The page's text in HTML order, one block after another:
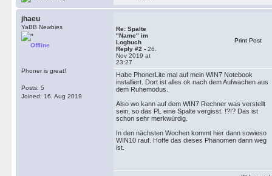
jhaeu
YaBB Newbies
Offline
Phoner is great!
Posts: 5
Joined: 16. Aug 2019
Re: Spalte
"Name" im
Logbuch
Reply #2 - 26.
Nov 2019 at
23:27
Print Post
Habe PhonerLite mal auf mein WIN7 Notebook
installiert. Dort ist alles ok nach dem Aufwachen aus
dem Ruhemodus.
Also wo kann auf dem WIN7 Rechner was verstellt
sein, so das PL eine Spalte vergisst. !?!? Das ist
schon sehr merkwürdig.
In den nächsten Wochen kommt hier dann sowieso
WIN10 rauf. Hoffe das dieses Phänomen dann weg
ist.